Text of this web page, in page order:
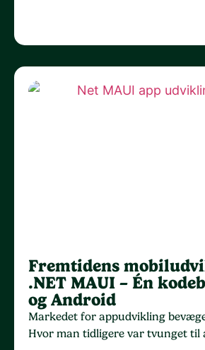
Fremtidens
.NET MAUI – Én
og Android
Markedet for appudvikling
Hvor man tidligere var tvunget til